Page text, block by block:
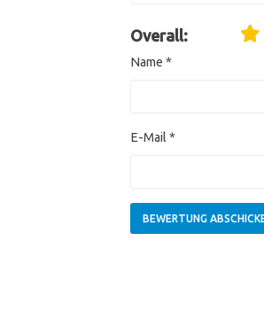
Overall:
Name *
E-Mail*